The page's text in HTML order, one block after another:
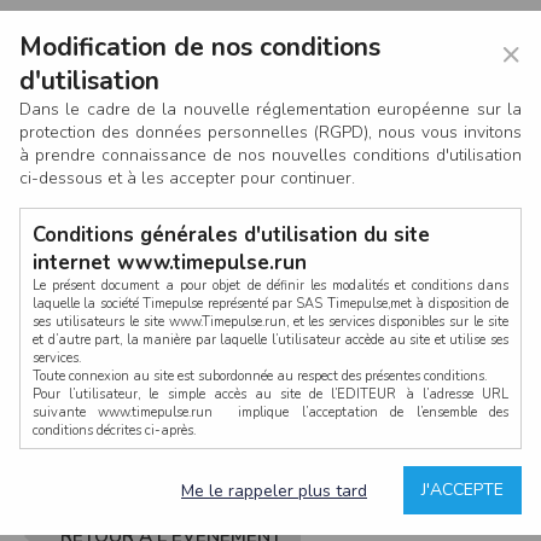
CONNEXION
RETOUR À L'ÉVÈNEMENT
×
Modification de nos conditions
d'utilisation
Dans le cadre de la nouvelle réglementation européenne sur la
protection des données personnelles (RGPD), nous vous invitons
à prendre connaissance de nos nouvelles conditions d'utilisation
ci-dessous et à les accepter pour continuer.
Conditions générales d'utilisation du site
internet www.timepulse.run
Le présent document a pour objet de définir les modalités et conditions dans
laquelle la société Timepulse représenté par SAS Timepulse,met à disposition de
ses utilisateurs le site www.Timepulse.run, et les services disponibles sur le site
et d’autre part, la manière par laquelle l’utilisateur accède au site et utilise ses
services.
Toute connexion au site est subordonnée au respect des présentes conditions.
Pour l’utilisateur, le simple accès au site de l’EDITEUR à l’adresse URL
suivante www.timepulse.run implique l’acceptation de l’ensemble des
conditions décrites ci-après.
La structure générale du site www.timepulse.run, par quelque procédé que ce
soit, sans l'autorisation préalable et par écrit de Fourcherot Mickael et/ou de ses
J'ACCEPTE
Me le rappeler plus tard